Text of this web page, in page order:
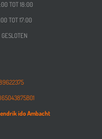
TOT 18:00
TOT 17:00
ido Ambacht